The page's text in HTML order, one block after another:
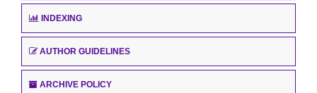
INDEXING
AUTHOR GUIDELINES
ARCHIVE POLICY